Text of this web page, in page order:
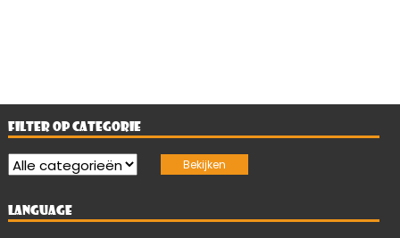
FILTER OP CATEGORIE
LANGUAGE